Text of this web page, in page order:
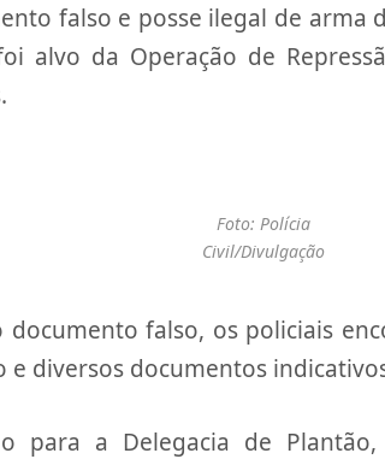
falso e posse ilegal de arma
alvo da Operação de
Foto: Polícia
Civil/Divulgação
falso, os policiais
e diversos documentos
para a Delegacia de